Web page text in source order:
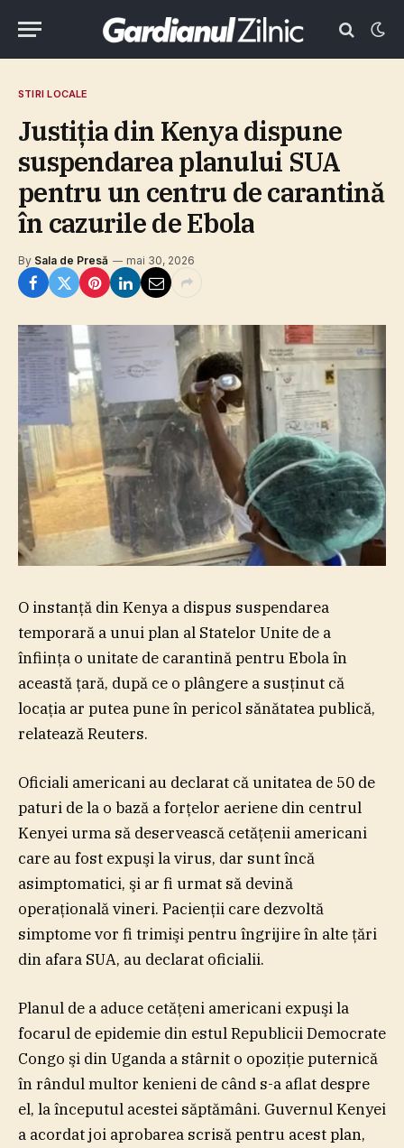
STIRI LOCALE
Justiţia din Kenya dispune
suspendarea planului SUA
pentru un centru de carantină
în cazurile de Ebola
By Sala de Presă mai 30, 2026
O instanţă din Kenya a dispus suspendarea
temporară a unui plan al Statelor Unite de a
înfiinţa o unitate de carantină pentru Ebola în
această ţară, după ce o plângere a susţinut că
locaţia ar putea pune în pericol sănătatea publică,
relatează Reuters.
Oficiali americani au declarat că unitatea de 50 de
paturi de la o bază a forţelor aeriene din centrul
Kenyei urma să deservească cetăţenii americani
care au fost expuşi la virus, dar sunt încă
asimptomatici, şi ar fi urmat să devină
operaţională vineri. Pacienţii care dezvoltă
simptome vor fi trimişi pentru îngrijire în alte ţări
din afara SUA, au declarat oficialii.
Planul de a aduce cetăţeni americani expuşi la
focarul de epidemie din estul Republicii Democrate
Congo şi din Uganda a stârnit o opoziţie puternică
în rândul multor kenieni de când s-a aflat despre
el, la începutul acestei săptămâni. Guvernul Kenyei
a acordat joi aprobarea scrisă pentru acest plan,